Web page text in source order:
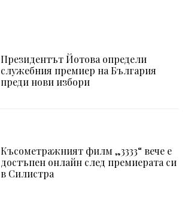
Президентът Йотова определи
служебния премиер на България
преди нови избори
Късометражният филм „3333“ вече е
достъпен онлайн след премиерата си
в Силистра